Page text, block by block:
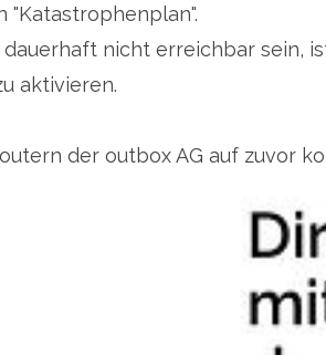
"Katastrophenplan".
nicht erreichbar sein,
aktivieren.
der outbox AG auf zuvor